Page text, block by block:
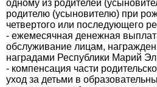
одному из родителей
родителю (усыновителю) при
четвертого или последующего
- ежемесячная денежная
обслуживание лицам,
наградами Республики Марий
- компенсация части
уход за детьми в